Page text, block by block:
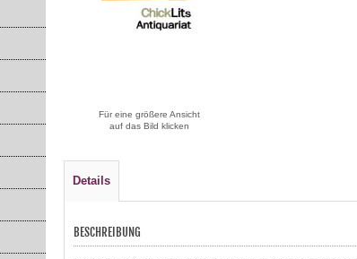
Für eine größere Ansicht
auf das Bild klicken
Details
BESCHREIBUNG